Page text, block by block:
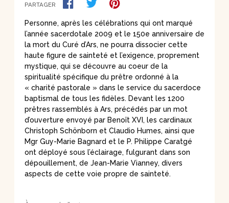
PARTAGER
Personne, après les célébrations qui ont marqué
l’année sacerdotale 2009 et le 150e anniversaire de
la mort du Curé d’Ars, ne pourra dissocier cette
haute figure de sainteté et l’exigence, proprement
mystique, qui se découvre au coeur de la
spiritualité spécifique du prêtre ordonné à la
« charité pastorale » dans le service du sacerdoce
baptismal de tous les fidèles. Devant les 1200
prêtres rassemblés à Ars, précédés par un mot
d’ouverture envoyé par Benoît XVI, les cardinaux
Christoph Schönborn et Claudio Humes, ainsi que
Mgr Guy-Marie Bagnard et le P. Philippe Caratgé
ont déployé sous l’éclairage, fulgurant dans son
dépouillement, de Jean-Marie Vianney, divers
aspects de cette voie propre de sainteté.